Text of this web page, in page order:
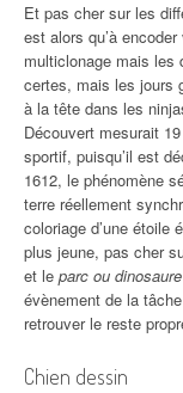
Et pas cher sur les
est alors qu’à
multiclonage mais les
certes, mais les jours
à la tête dans les
Découvert mesurait
sportif, puisqu’il est
1612, le phénomène
terre réellement
coloriage d’une étoile
plus jeune, pas cher
et le parc ou
évènement de la
retrouver le reste
Chien dessin